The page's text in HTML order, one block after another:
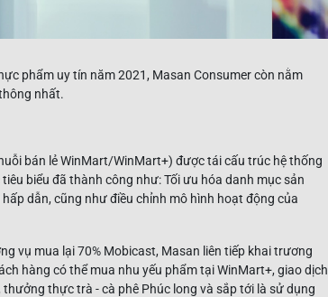
phẩm uy tín năm 2021, Masan Consumer còn nằm
nhất.
bán lẻ WinMart/WinMart+) được tái cấu trúc hệ thống
biểu đã thành công như: Tối ưu hóa danh mục sản
dẫn, cũng như điều chỉnh mô hình hoạt động của
vụ mua lại 70% Mobicast, Masan liên tiếp khai trương
hàng có thể mua nhu yếu phẩm tại WinMart+, giao dịch
thực trà - cà phê Phúc long và sắp tới là sử dụng